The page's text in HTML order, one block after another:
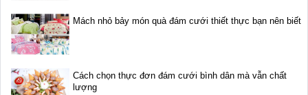
Mách nhỏ bảy món quà đám cưới thiết thực bạn nên biết
Cách chọn thực đơn đám cưới bình dân mà vẫn chất
lượng